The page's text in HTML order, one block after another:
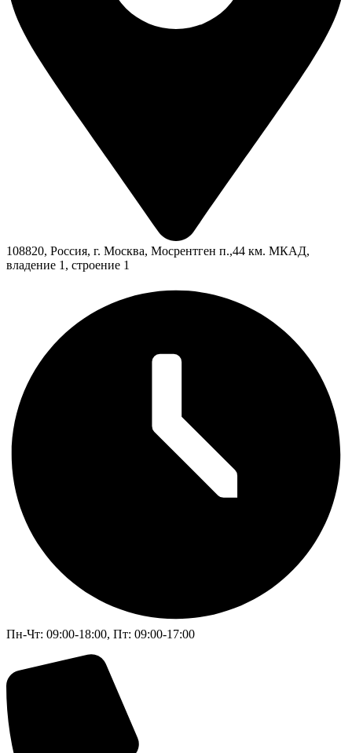
108820, Россия, г. Москва, Мосрентген п.,44 км. МКАД,
владение 1, строение 1
Пн-Чт: 09:00-18:00, Пт: 09:00-17:00